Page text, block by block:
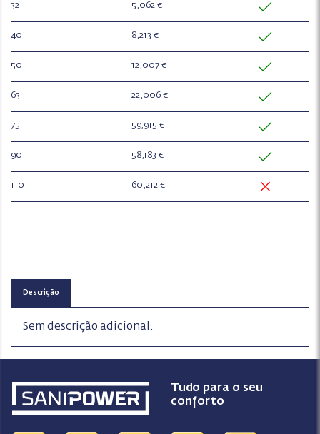
32 5,062 €
40 8,213 €
50 12,007 €
63 22,006 €
75 59,915 €
90 58,183 €
110 60,212 €
Descrição
Sem descrição adicional.
Tudo para o seu
conforto